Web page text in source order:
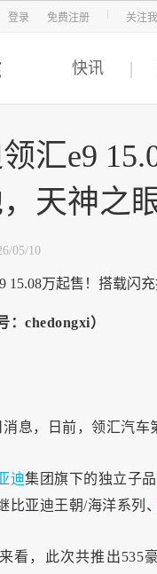
登录 免费注册 关注我
快讯
汇e9
天神之
05/10
：chedongxi）
息，日前，领汇汽车
迪集团旗下的独立子
比亚迪王朝/海洋系列、
看，此次共推出535